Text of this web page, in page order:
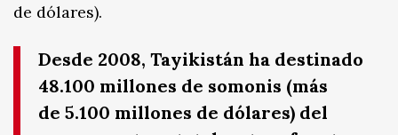
de dólares).
Desde 2008, Tayikistán ha destinado
48.100 millones de somonis (más
de 5.100 millones de dólares) del